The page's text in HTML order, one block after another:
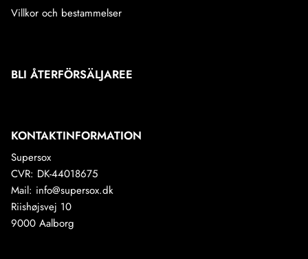
Villkor och bestammelser
BLI ÅTERFÖRSÄLJAREE
KONTAKTINFORMATION
Supersox
CVR: DK-44018675
Mail: info@supersox.dk
Riishøjsvej 10
9000 Aalborg